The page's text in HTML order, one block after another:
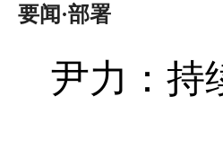
要闻·部署
尹力：持